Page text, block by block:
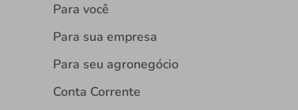
Para você
Para sua empresa
Para seu agronegócio
Conta Corrente